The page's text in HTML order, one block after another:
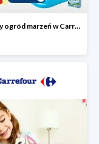
Dziecięcy ogród marzeń w Carrefour do -20%